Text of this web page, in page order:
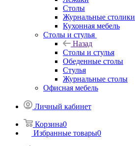
Столы
Журнальные столики
Кухонная мебель
Столы и стулья
Назад
Столы и стулья
Обеденные столы
Стулья
Журнальные столы
Офисная мебель
Личный кабинет
Корзина0
Избранные товары0